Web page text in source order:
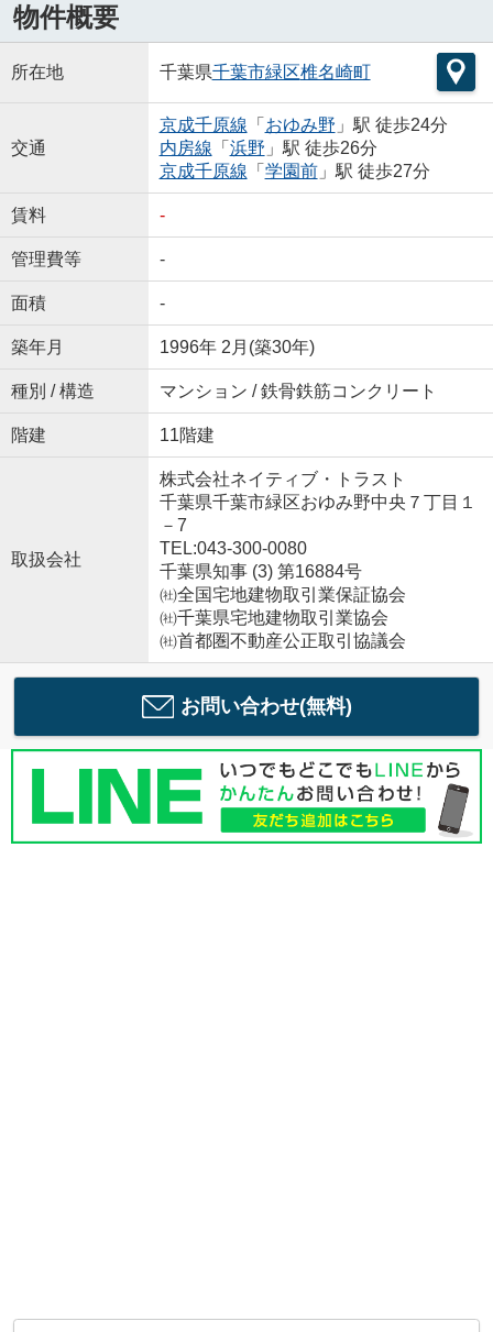
物件概要
所在地 千葉県千葉市緑区椎名崎町
交通
京成千原線 「 おゆみ野 」駅 徒歩24分
内房線 「 浜野 」駅 徒歩26分
京成千原線 「 学園前」駅 徒歩27分
賃料 -
管理費等 -
面積 -
築年月 1996年 2月(築30年)
種別 / 構造 マンション / 鉄骨鉄筋コンクリート
階建 11階建
取扱会社
株式会社ネイティブ・トラスト
千葉県千葉市緑区おゆみ野中央７丁目１
－7
TEL:043-300-0080
千葉県知事 (3) 第16884号
㈳全国宅地建物取引業保証協会
㈳千葉県宅地建物取引業協会
㈳首都圏不動産公正取引協議会
お問い合わせ(無料)